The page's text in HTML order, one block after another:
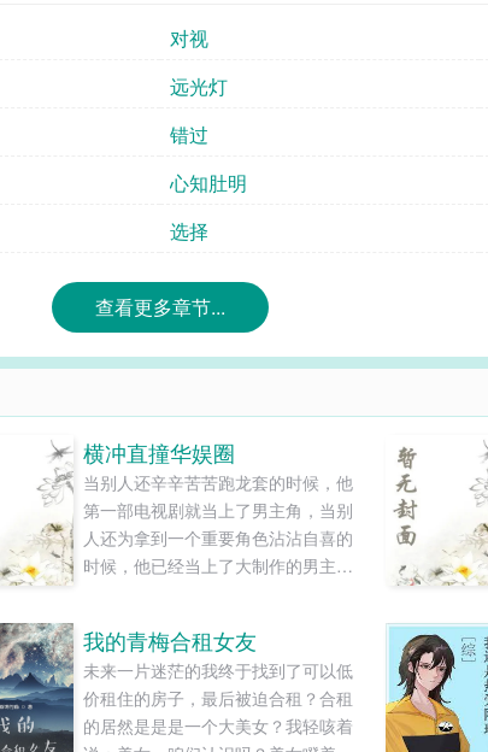
对视
远光灯
错过
心知肚明
选择
查看更多章节...
横冲直撞华娱圈
当别人还辛辛苦苦跑龙套的时候，他
第一部电视剧就当上了男主角，当别
人还为拿到一个重要角色沾沾自喜的
时候，他已经当上了大制作的男主，
意，换人。问他为什么这么顺利，张
乾高傲的抬起头说道，我从不拼爹。
华娱，非平行文娱...
我的青梅合租女友
未来一片迷茫的我终于找到了可以低
价租住的房子，最后被迫合租？合租
的居然是是是一个大美女？我轻咳着